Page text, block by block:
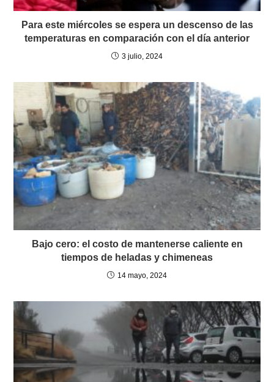
Para este miércoles se espera un descenso de las
temperaturas en comparación con el día anterior
3 julio, 2024
Bajo cero: el costo de mantenerse caliente en
tiempos de heladas y chimeneas
14 mayo, 2024